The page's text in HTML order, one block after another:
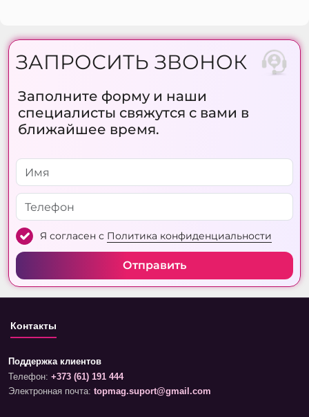
ЗАПРОСИТЬ ЗВОНОК
Заполните форму и наши
специалисты свяжутся с вами в
ближайшее время.
Я согласен с Политика конфиденциальности
Отправить
Контакты
Поддержка клиентов
Телефон: +373 (61) 191 444
Электронная почта: topmag.suport@gmail.com